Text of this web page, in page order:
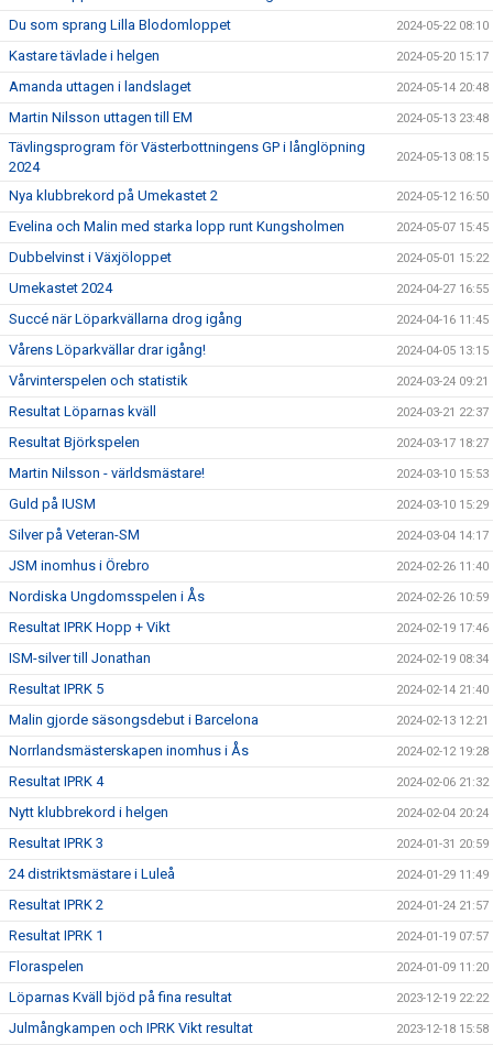
Du som sprang Lilla Blodomloppet 2024-05-22 08:10
Kastare tävlade i helgen 2024-05-20 15:17
Amanda uttagen i landslaget 2024-05-14 20:48
Martin Nilsson uttagen till EM 2024-05-13 23:48
Tävlingsprogram för Västerbottningens GP i långlöpning
2024
2024-05-13 08:15
Nya klubbrekord på Umekastet 2 2024-05-12 16:50
Evelina och Malin med starka lopp runt Kungsholmen 2024-05-07 15:45
Dubbelvinst i Växjöloppet 2024-05-01 15:22
Umekastet 2024 2024-04-27 16:55
Succé när Löparkvällarna drog igång 2024-04-16 11:45
Vårens Löparkvällar drar igång! 2024-04-05 13:15
Vårvinterspelen och statistik 2024-03-24 09:21
Resultat Löparnas kväll 2024-03-21 22:37
Resultat Björkspelen 2024-03-17 18:27
Martin Nilsson - världsmästare! 2024-03-10 15:53
Guld på IUSM 2024-03-10 15:29
Silver på Veteran-SM 2024-03-04 14:17
JSM inomhus i Örebro 2024-02-26 11:40
Nordiska Ungdomsspelen i Ås 2024-02-26 10:59
Resultat IPRK Hopp + Vikt 2024-02-19 17:46
ISM-silver till Jonathan 2024-02-19 08:34
Resultat IPRK 5 2024-02-14 21:40
Malin gjorde säsongsdebut i Barcelona 2024-02-13 12:21
Norrlandsmästerskapen inomhus i Ås 2024-02-12 19:28
Resultat IPRK 4 2024-02-06 21:32
Nytt klubbrekord i helgen 2024-02-04 20:24
Resultat IPRK 3 2024-01-31 20:59
24 distriktsmästare i Luleå 2024-01-29 11:49
Resultat IPRK 2 2024-01-24 21:57
Resultat IPRK 1 2024-01-19 07:57
Floraspelen 2024-01-09 11:20
Löparnas Kväll bjöd på fina resultat 2023-12-19 22:22
Julmångkampen och IPRK Vikt resultat 2023-12-18 15:58